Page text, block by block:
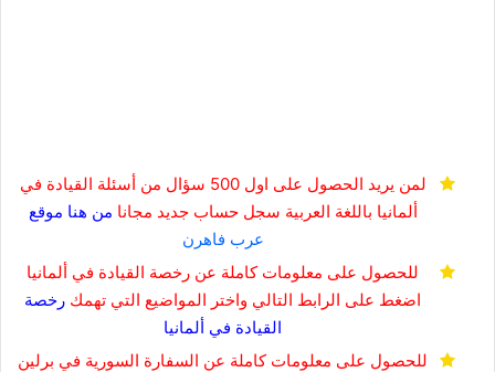
لمن يريد الحصول على اول 500 سؤال من أسئلة القيادة في
ألمانيا باللغة العربية سجل حساب جديد مجانا من هنا موقع
عرب فاهرن
للحصول على معلومات كاملة عن رخصة القيادة في ألمانيا
اضغط على الرابط التالي واختر المواضيع التي تهمك رخصة
القيادة في ألمانيا
للحصول على معلومات كاملة عن السفارة السورية في برلين